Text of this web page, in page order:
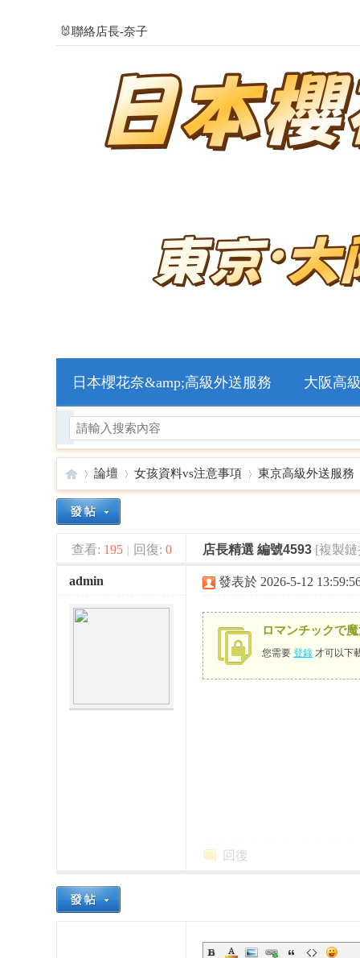
🐰聯絡店長-奈子
日本櫻花奈&amp;高級外送服務 大阪高
🥇
日
»
論壇
›
女孩資料vs注意事項
›
東京高級外送服務
›
查看: 195 | 回復: 0 店長精選 編號4593 [複製
admin 發表於 2026-5-12
ロマンチックで
您需要 登錄 才可以下
回復